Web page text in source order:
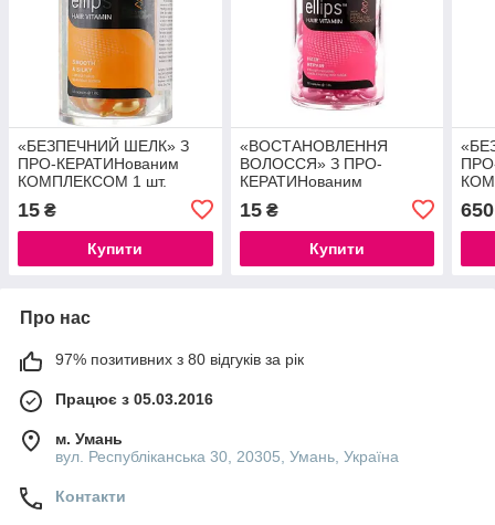
«БЕЗПЕЧНИЙ ШЕЛК» З
ПРО-КЕРАТИНованим
КОМПЛЕКСОМ 1 шт.
15 ₴
Купити
«ВОСТАНОВЛЕННЯ
ВОЛОССЯ» З ПРО-
КЕРАТИНованим
15₴
Купити
650
Про нас
97% позитивних з 80 відгуків за рік
Працює з 05.03.2016
м. Умань
вул. Республіканська 30, 20305, Умань, Україна
Контакти